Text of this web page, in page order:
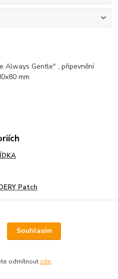
Always Gentle" , připevnění
mm
Patch
Souhlasím
odmítnout zde.